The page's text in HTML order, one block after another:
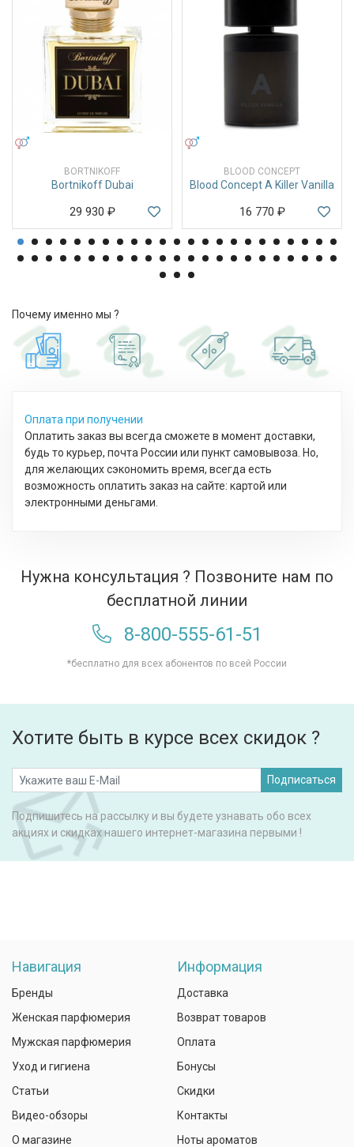
BORTNIKOFF
Bortnikoff Dubai
29 930 ₽
BLOOD CONCEPT
Blood Concept A Killer Vanilla
16 770 ₽
Почему именно мы ?
Оплата при получении
Оплатить заказ вы всегда сможете в момент доставки,
будь то курьер, почта России или пункт самовывоза. Но,
для желающих сэкономить время, всегда есть
возможность оплатить заказ на сайте: картой или
электронными деньгами.
Нужна консультация ? Позвоните нам по
бесплатной линии
8-800-555-61-51
*бесплатно для всех абонентов по всей России
Хотите быть в курсе всех скидок ?
Подписаться
Подпишитесь на рассылку и вы будете узнавать обо всех
акциях и скидках нашего интернет-магазина первыми !
Навигация
Бренды
Женская парфюмерия
Мужская парфюмерия
Уход и гигиена
Статьи
Видео-обзоры
О магазине
Информация
Доставка
Возврат товаров
Оплата
Бонусы
Скидки
Контакты
Ноты ароматов